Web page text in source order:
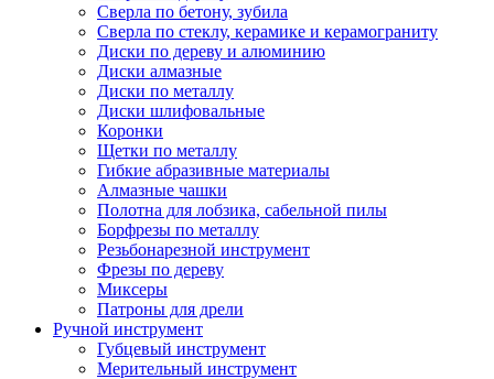
Сверла по бетону, зубила
Сверла по стеклу, керамике и керамограниту
Диски по дереву и алюминию
Диски алмазные
Диски по металлу
Диски шлифовальные
Коронки
Щетки по металлу
Гибкие абразивные материалы
Алмазные чашки
Полотна для лобзика, сабельной пилы
Борфрезы по металлу
Резьбонарезной инструмент
Фрезы по дереву
Миксеры
Патроны для дрели
Ручной инструмент
Губцевый инструмент
Мерительный инструмент